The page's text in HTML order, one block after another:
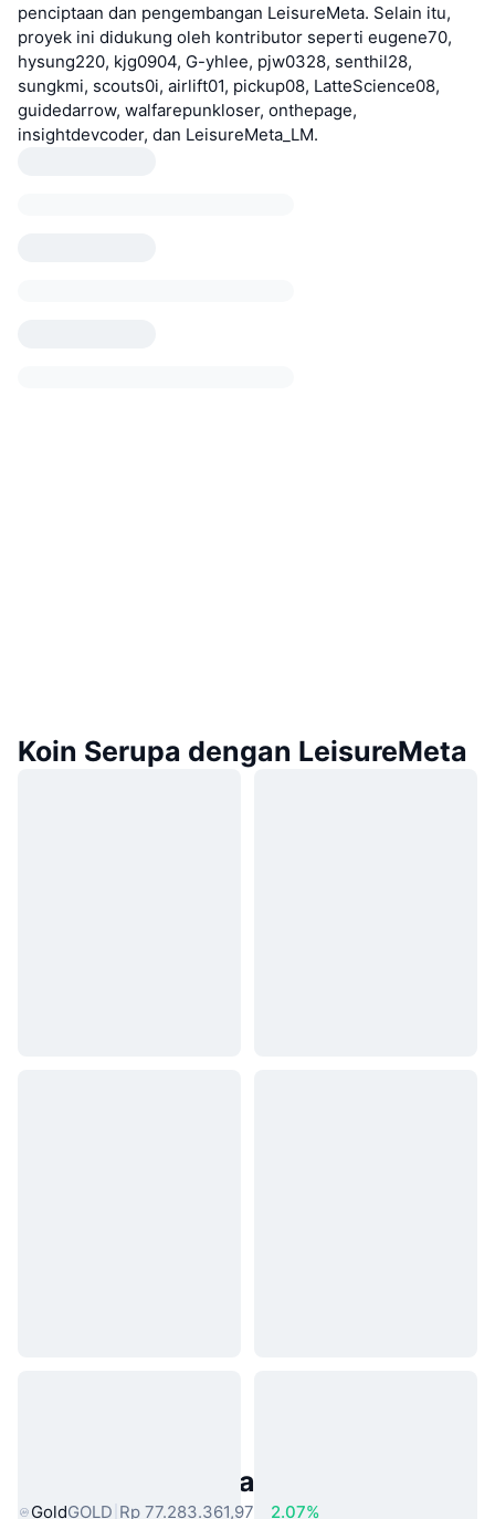
penciptaan dan pengembangan LeisureMeta. Selain itu,
proyek ini didukung oleh kontributor seperti eugene70,
hysung220, kjg0904, G-yhlee, pjw0328, senthil28,
sungkmi, scouts0i, airlift01, pickup08, LatteScience08,
guidedarrow, walfarepunkloser, onthepage,
insightdevcoder, dan LeisureMeta_LM.
Koin Serupa dengan LeisureMeta
Aset Dunia Nyata Populer
GoldGOLD Rp 77.283.361,97 2.07%